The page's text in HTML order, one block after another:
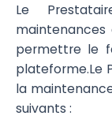
Le
permettre le
plateforme.Le
la
suivants :